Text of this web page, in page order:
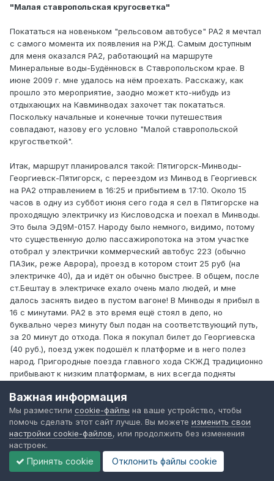
"Малая ставропольская кругосветка"
Покататься на новеньком "рельсовом автобусе" РА2 я мечтал
с самого момента их появления на РЖД. Самым доступным
для меня оказался РА2, работающий на маршруте
Минеральные воды-Будённовск в Ставропольском крае. В
июне 2009 г. мне удалось на нём проехать. Расскажу, как
прошло это мероприятие, заодно может кто-нибудь из
отдыхающих на Кавминводах захочет так покататься.
Поскольку начальные и конечные точки путешествия
совпадают, назову его условно "Малой ставропольской
кругостветкой".
Итак, маршрут планировался такой: Пятигорск-Минводы-
Георгиевск-Пятигорск, с переездом из Минвод в Георгиевск
на РА2 отправлением в 16:25 и прибытием в 17:10. Около 15
часов в одну из суббот июня сего года я сел в Пятигорске на
проходящую электричку из Кисловодска и поехал в Минводы.
Это была ЭД9М-0157. Народу было немного, видимо, потому
что существенную долю пассажиропотока на этом участке
отобрал у электрички коммерческий автобус 223 (обычно
ПАЗик, реже Аврора), проезд в котором стоит 25 руб (на
электричке 40), да и идёт он обычно быстрее. В общем, после
ст.Бештау в электричке ехало очень мало людей, и мне
далось заснять видео в пустом вагоне! В Минводы я прибыл в
16 с минутами. РА2 в это время ещё стоял в депо, но
буквально через минуту был подан на соответствующий путь,
за 20 минут до отхода. Пока я покупал билет до Георгиевска
(40 руб.), поезд ужек подошёл к платформе и в него полез
народ. Пригородные поезда главного хода СКЖД традиционно
прибывают к низким платформам, в них всегда подняты
много, сидячее место "по ходу" было занято без проблем. Но
затем в поезд залезла целая рота солдат, которые
неожиданно откуда прибыли на подошедшим
Поездки больших количество военнослужащих на
пригородных поездах - по-видимому, обычное дело для
Северного Кавказа. Но тем не менее можно считать, что мне
не повезло. Около сотни солдат распределилось по всем
Важная информация
Мы разместили cookie-файлы на ваше устройство, чтобы
помочь сделать этот сайт лучше. Вы можете изменить свои
настройки cookie-файлов, или продолжить без изменения
настроек.
Принять cookie Отклонить файлы сookie